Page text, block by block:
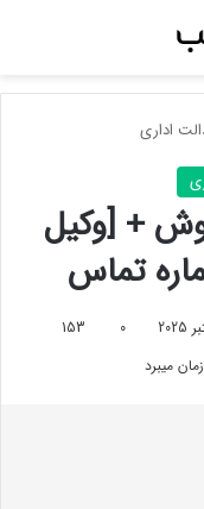
اداری
+ [وکیل
تماس
0
153